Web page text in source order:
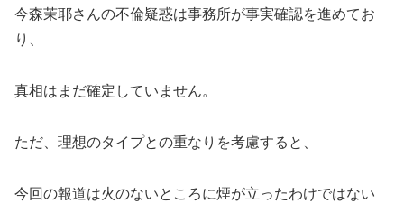
今森茉耶さんの不倫疑惑は事務所が事実確認を進めてお
り、
真相はまだ確定していません。
ただ、理想のタイプとの重なりを考慮すると、
今回の報道は火のないところに煙が立ったわけではない